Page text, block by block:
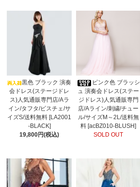
黒色 ブラック 演奏
会ドレス(ステージドレ
ス)人気通販専門店/Aラ
イン/タフタ/ビスチェ/サ
イズS/送料無料 [LA2001
-BLACK]
19,800円(税込)
ピンク色 ブラッシ
ュ 演奏会ドレス(ステー
ジドレス)人気通販専門
店/Aライン/刺繍/チュー
ル/サイズM～2L/送料無
料 [acBZ010-BLUSH]
SOLD OUT